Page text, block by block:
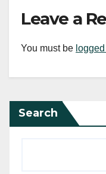
Leave a
You must be
Search